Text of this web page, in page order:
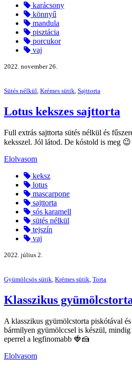
karácsony
könnyű
mandula
pisztácia
porcukor
vaj
2022. november 26.
Sütés nélkül, Krémes sütik, Sajttorta
Lotus kekszes sajttorta
Full extrás sajttorta sütés nélkül és
keksszel. Jól látod. De kóstold is meg 😉
Elolvasom
keksz
lotus
mascarpone
sajttorta
sós karamell
sütés nélkül
tejszín
vaj
2022. július 2.
Gyümölcsös sütik, Krémes sütik, Torta
Klasszikus
A klasszikus gyümölcstorta piskótával
bármilyen gyümölccsel is készül,
eperrel a legfinomabb 🍓🍰
Elolvasom